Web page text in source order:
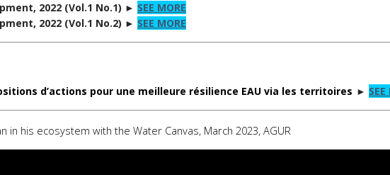
, 2022 (Vol.1 No.1) ► SEE MORE
2022 (Vol.1 No.2) ► SEE MORE
d’actions pour une meilleure résilience EAU via les territoires ►
in his ecosystem with the Water Canvas, March 2023, AGUR